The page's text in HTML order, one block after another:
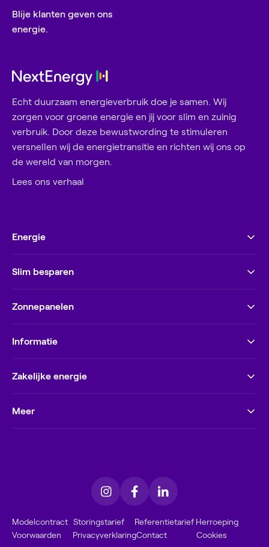
Blije klanten geven ons
energie.
Echt duurzaam energieverbruik doe je samen. Wij
zorgen voor groene energie en jij voor slim en zuinig
verbruik. Door deze bewustwording te stimuleren
versnellen wij de energietransitie en richten wij ons op
de wereld van morgen.
Lees ons verhaal
Energie
Slim besparen
Zonnepanelen
Informatie
Zakelijke energie
Meer
Modelcontract Storingstarief Referentietarief Herroeping
Voorwaarden
PrivacyverklaringContact Cookies